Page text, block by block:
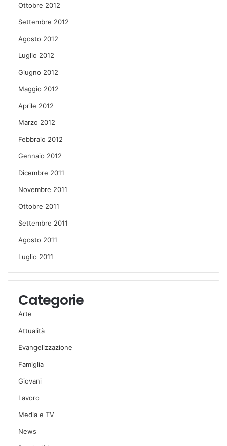
Ottobre 2012
Settembre 2012
Agosto 2012
Luglio 2012
Giugno 2012
Maggio 2012
Aprile 2012
Marzo 2012
Febbraio 2012
Gennaio 2012
Dicembre 2011
Novembre 2011
Ottobre 2011
Settembre 2011
Agosto 2011
Luglio 2011
Categorie
Arte
Attualità
Evangelizzazione
Famiglia
Giovani
Lavoro
Media e TV
News